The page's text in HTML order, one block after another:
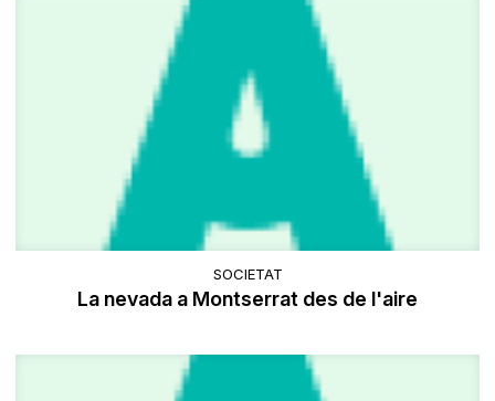
SOCIETAT
La nevada a Montserrat des de l'aire